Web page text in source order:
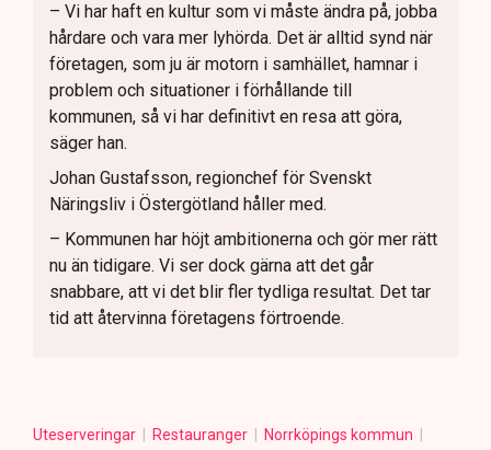
– Vi har haft en kultur som vi måste ändra på, jobba
hårdare och vara mer lyhörda. Det är alltid synd när
företagen, som ju är motorn i samhället, hamnar i
problem och situationer i förhållande till
kommunen, så vi har definitivt en resa att göra,
säger han.
Johan Gustafsson, regionchef för Svenskt
Näringsliv i Östergötland håller med.
– Kommunen har höjt ambitionerna och gör mer rätt
nu än tidigare. Vi ser dock gärna att det går
snabbare, att vi det blir fler tydliga resultat. Det tar
tid att återvinna företagens förtroende.
Uteserveringar Restauranger
Norrköpings kommun